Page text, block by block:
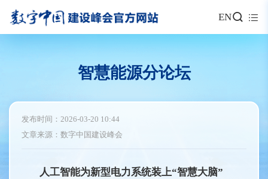
EN
智慧能源分论坛
发布时间：2026-03-20 10:44
文章来源：数字中国建设峰会
人工智能为新型电力系统装上“智慧大脑”